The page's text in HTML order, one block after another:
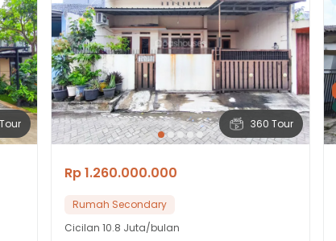
360 Tour
Rp 1.260.000.000
Rumah Secondary
Cicilan 10.8 Juta/bulan